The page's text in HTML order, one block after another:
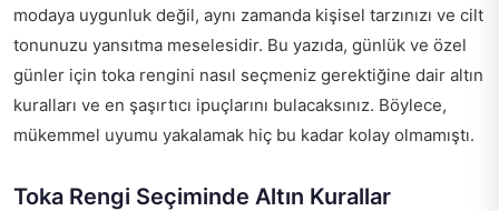
modaya uygunluk değil, aynı zamanda kişisel tarzınızı ve cilt
tonunuzu yansıtma meselesidir. Bu yazıda, günlük ve özel
günler için toka rengini nasıl seçmeniz gerektiğine dair altın
kuralları ve en şaşırtıcı ipuçlarını bulacaksınız. Böylece,
mükemmel uyumu yakalamak hiç bu kadar kolay olmamıştı.
Toka Rengi Seçiminde Altın Kurallar